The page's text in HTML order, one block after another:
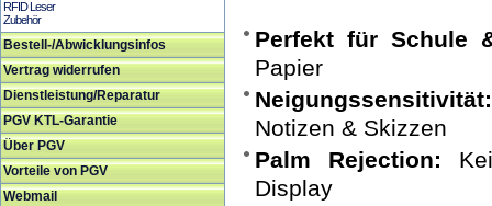
RFID Leser
Zubehör
Bestell-/Abwicklungsinfos
Vertrag widerrufen
Dienstleistung/Reparatur
PGV KTL-Garantie
Über PGV
Vorteile von PGV
Webmail
Perfekt für Schule
Papier
Notizen & Skizzen
Palm Rejection:
Display